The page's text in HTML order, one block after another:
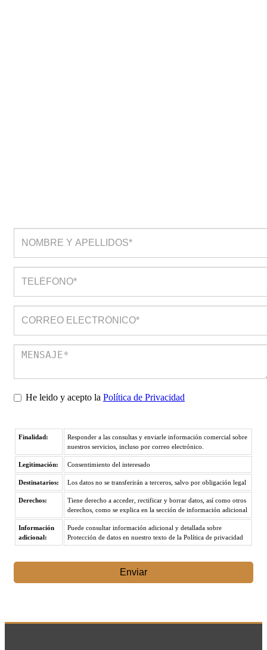
He leido y acepto la Política de Privacidad
Finalidad:
Responder a las consultas y enviarle información comercial sobre
nuestros servicios, incluso por correo electrónico.
Legitimación: Consentimiento del interesado
Destinatarios: Los datos no se transferirán a terceros, salvo por obligación legal
Derechos:
Tiene derecho a acceder, rectificar y borrar datos, así como otros
derechos, como se explica en la sección de información adicional
Información
adicional:
Puede consultar información adicional y detallada sobre
Protección de datos en nuestro texto de la Política de privacidad
Enviar